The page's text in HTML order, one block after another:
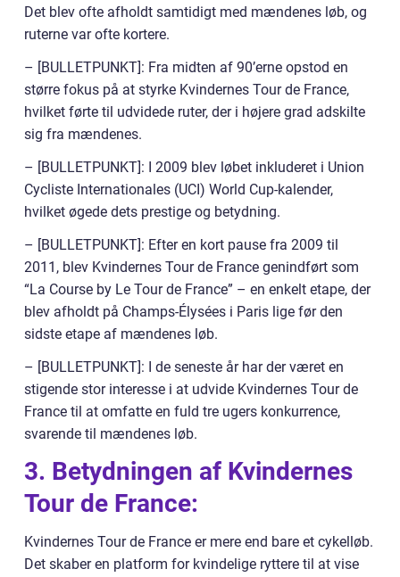
Det blev ofte afholdt samtidigt med mændenes løb, og
ruterne var ofte kortere.
– [BULLETPUNKT]: Fra midten af 90’erne opstod en
større fokus på at styrke Kvindernes Tour de France,
hvilket førte til udvidede ruter, der i højere grad adskilte
sig fra mændenes.
– [BULLETPUNKT]: I 2009 blev løbet inkluderet i Union
Cycliste Internationales (UCI) World Cup-kalender,
hvilket øgede dets prestige og betydning.
– [BULLETPUNKT]: Efter en kort pause fra 2009 til
2011, blev Kvindernes Tour de France genindført som
“La Course by Le Tour de France” – en enkelt etape, der
blev afholdt på Champs-Élysées i Paris lige før den
sidste etape af mændenes løb.
– [BULLETPUNKT]: I de seneste år har der været en
stigende stor interesse i at udvide Kvindernes Tour de
France til at omfatte en fuld tre ugers konkurrence,
svarende til mændenes løb.
3. Betydningen af Kvindernes
Tour de France:
Kvindernes Tour de France er mere end bare et cykelløb.
Det skaber en platform for kvindelige ryttere til at vise